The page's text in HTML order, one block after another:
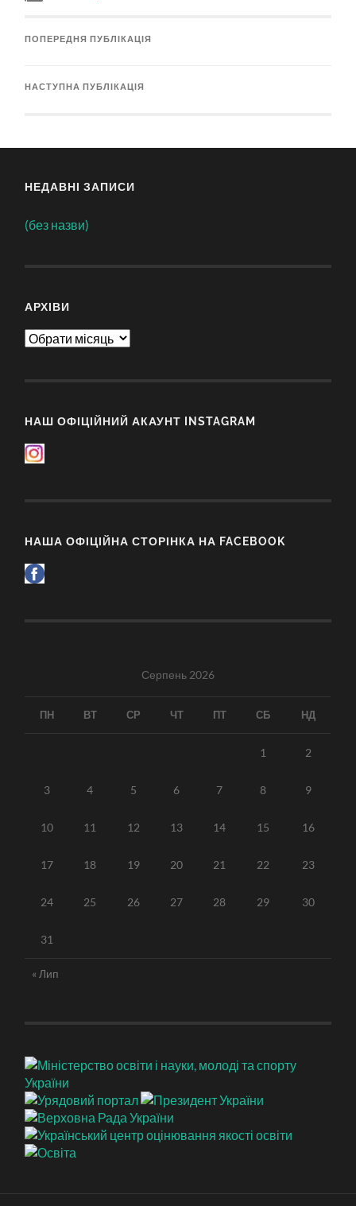
ПОПЕРЕДНЯ ПУБЛІКАЦІЯ
НАСТУПНА ПУБЛІКАЦІЯ
НЕДАВНІ ЗАПИСИ
(без назви)
АРХІВИ
Архіви
НАШ ОФІЦІЙНИЙ АКАУНТ INSTAGRAM
НАША ОФІЦІЙНА СТОРІНКА НА FACEBOOK
Серпень 2026
ПН ВТ СР ЧТ ПТ СБ НД
1 2
3 4 5 6 7 8 9
10 11 12 13 14 15 16
17 18 19 20 21 22 23
24 25 26 27 28 29 30
31
« Лип